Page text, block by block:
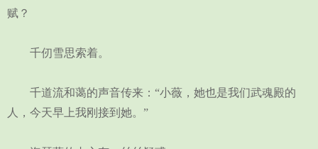
赋？
千仞雪思索着。
千道流和蔼的声音传来：“小薇，她也是我们武魂殿的
人，今天早上我刚接到她。”